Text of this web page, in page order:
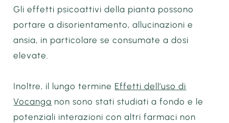
Gli effetti psicoattivi della pianta possono
portare a disorientamento, allucinazioni e
ansia, in particolare se consumate a dosi
elevate.
Inoltre, il lungo termine Effetti dell’uso di
Vocanga non sono stati studiati a fondo e le
potenziali interazioni con altri farmaci non